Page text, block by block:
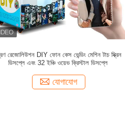
রেজোলিউশন DIY ফোন কেস ভেন্ডিং মেশিন টাচ স্ক্রিন
ডিসপ্লে এবং 32 ইঞ্চি ওয়েভ ক্রিস্টাল ডিসপ্লে
যোগাযোগ